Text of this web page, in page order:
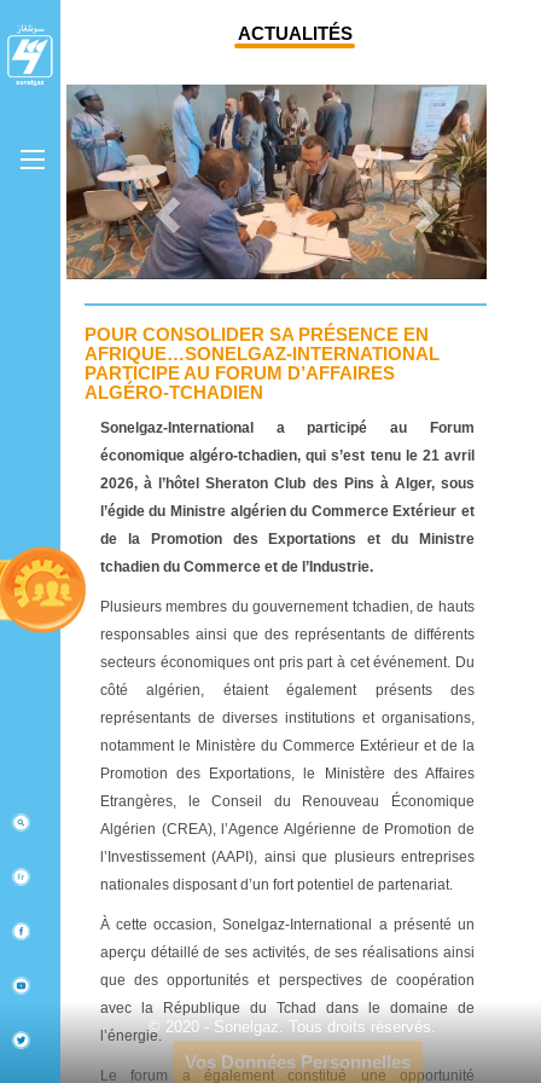
ACTUALITÉS
Previous Next
POUR CONSOLIDER SA PRÉSENCE EN
AFRIQUE…SONELGAZ-INTERNATIONAL
PARTICIPE AU FORUM D’AFFAIRES
ALGÉRO-TCHADIEN
Sonelgaz-International a participé au Forum
économique algéro-tchadien, qui s’est tenu le 21 avril
2026, à l’hôtel Sheraton Club des Pins à Alger, sous
l’égide du Ministre algérien du Commerce Extérieur et
de la Promotion des Exportations et du Ministre
tchadien du Commerce et de l’Industrie.
Plusieurs membres du gouvernement tchadien, de hauts
responsables ainsi que des représentants de différents
secteurs économiques ont pris part à cet événement. Du
côté algérien, étaient également présents des
représentants de diverses institutions et organisations,
notamment le Ministère du Commerce Extérieur et de la
Promotion des Exportations, le Ministère des Affaires
Etrangères, le Conseil du Renouveau Économique
Algérien (CREA), l’Agence Algérienne de Promotion de
l’Investissement (AAPI), ainsi que plusieurs entreprises
nationales disposant d’un fort potentiel de partenariat.
À cette occasion, Sonelgaz-International a présenté un
aperçu détaillé de ses activités, de ses réalisations ainsi
que des opportunités et perspectives de coopération
avec la République du Tchad dans le domaine de
l’énergie.
Le forum a également constitué une opportunité
© 2020 - Sonelgaz. Tous droits réservés.
Vos Données Personnelles